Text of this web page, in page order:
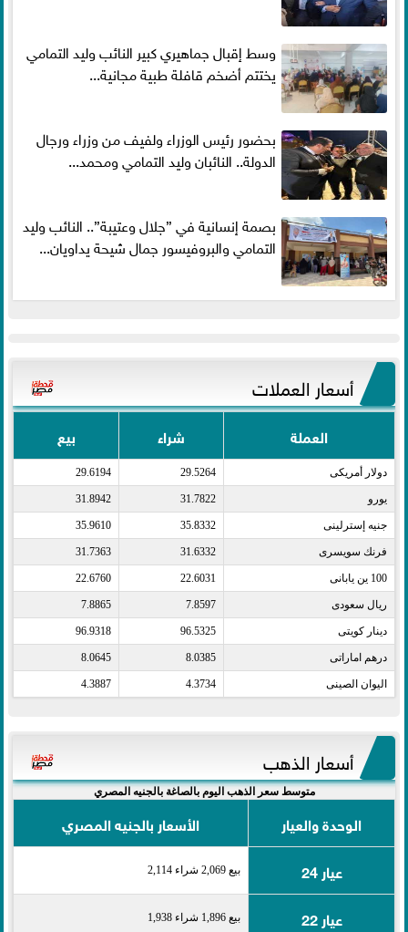
وسط إقبال جماهيري كبير النائب وليد التمامي
يختتم أضخم قافلة طبية مجانية...
بحضور رئيس الوزراء ولفيف من وزراء ورجال
الدولة.. النائبان وليد التمامي ومحمد...
بصمة إنسانية في ”جلال وعتيبة”.. النائب وليد
التمامي والبروفيسور جمال شيحة يداويان...
أسعار العملات
العملة شراء بيع
دولار أمريكى​ 29.5264
29.6194
يورو​ 31.7822
31.8942
جنيه إسترلينى​ 35.8332
35.9610
فرنك سويسرى​ 31.6332
31.7363
100 ين يابانى​ 22.6031
22.6760
ريال سعودى​ 7.8597
7.8865
دينار كويتى​ 96.5325
96.9318
درهم اماراتى​ 8.0385
8.0645
اليوان الصينى​ 4.3734
4.3887
أسعار الذهب
متوسط سعر الذهب اليوم بالصاغة بالجنيه المصري
الوحدة والعيار
الأسعار بالجنيه المصري
عيار 24
بيع 2,069 شراء 2,114
عيار 22 بيع 1,896 شراء 1,938